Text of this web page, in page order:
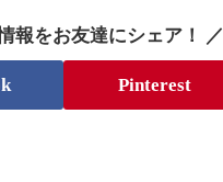
報をお友達にシェア！ ／
Pinterest